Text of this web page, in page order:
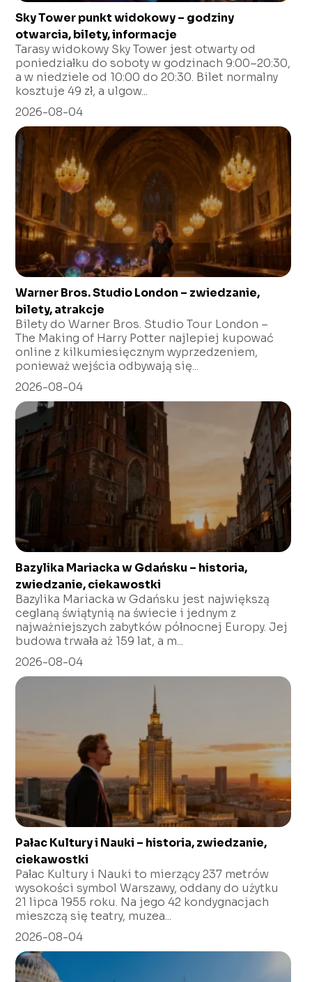
Sky Tower punkt widokowy – godziny
otwarcia, bilety, informacje
Tarasy widokowy Sky Tower jest otwarty od
poniedziałku do soboty w godzinach 9:00–20:30,
a w niedziele od 10:00 do 20:30. Bilet normalny
kosztuje 49 zł, a ulgow...
2026-08-04
Warner Bros. Studio London – zwiedzanie,
bilety, atrakcje
Bilety do Warner Bros. Studio Tour London –
The Making of Harry Potter najlepiej kupować
online z kilkumiesięcznym wyprzedzeniem,
ponieważ wejścia odbywają się...
2026-08-04
Bazylika Mariacka w Gdańsku – historia,
zwiedzanie, ciekawostki
Bazylika Mariacka w Gdańsku jest największą
ceglaną świątynią na świecie i jednym z
najważniejszych zabytków północnej Europy. Jej
budowa trwała aż 159 lat, a m...
2026-08-04
Pałac Kultury i Nauki – historia, zwiedzanie,
ciekawostki
Pałac Kultury i Nauki to mierzący 237 metrów
wysokości symbol Warszawy, oddany do użytku
21 lipca 1955 roku. Na jego 42 kondygnacjach
mieszczą się teatry, muzea...
2026-08-04